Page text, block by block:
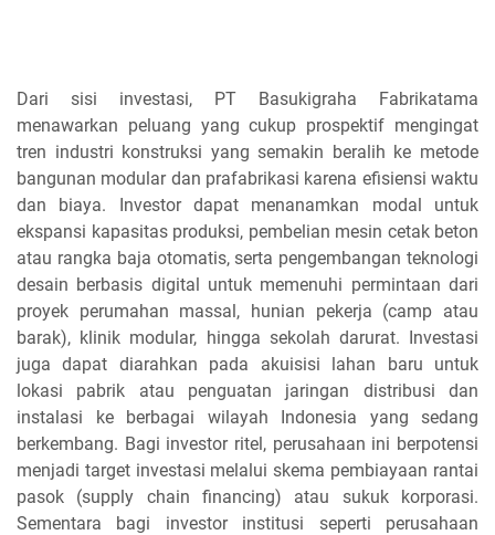
Dari sisi investasi, PT Basukigraha Fabrikatama
menawarkan peluang yang cukup prospektif mengingat
tren industri konstruksi yang semakin beralih ke metode
bangunan modular dan prafabrikasi karena efisiensi waktu
dan biaya. Investor dapat menanamkan modal untuk
ekspansi kapasitas produksi, pembelian mesin cetak beton
atau rangka baja otomatis, serta pengembangan teknologi
desain berbasis digital untuk memenuhi permintaan dari
proyek perumahan massal, hunian pekerja (camp atau
barak), klinik modular, hingga sekolah darurat. Investasi
juga dapat diarahkan pada akuisisi lahan baru untuk
lokasi pabrik atau penguatan jaringan distribusi dan
instalasi ke berbagai wilayah Indonesia yang sedang
berkembang. Bagi investor ritel, perusahaan ini berpotensi
menjadi target investasi melalui skema pembiayaan rantai
pasok (supply chain financing) atau sukuk korporasi.
Sementara bagi investor institusi seperti perusahaan